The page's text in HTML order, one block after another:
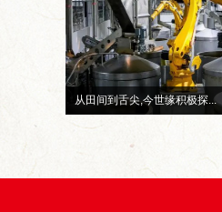
总台×今世缘官宣！李宇春、...